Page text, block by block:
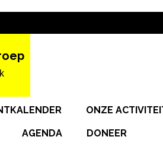
ONZE
AGENDA DONEER